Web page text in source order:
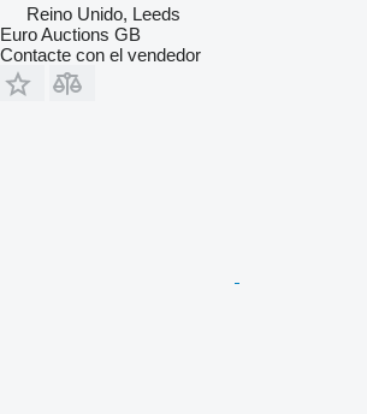
Reino Unido, Leeds
Euro Auctions GB
Contacte con el vendedor